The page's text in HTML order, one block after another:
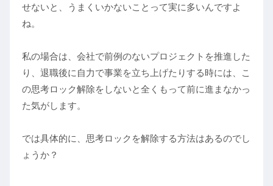
せないと、うまくいかないことって実に多いんですよ
ね。
私の場合は、会社で前例のないプロジェクトを推進した
り、退職後に自力で事業を立ち上げたりする時には、こ
の思考ロック解除をしないと全くもって前に進まなかっ
た気がします。
では具体的に、思考ロックを解除する方法はあるのでし
ょうか？